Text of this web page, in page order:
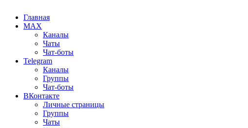
Главная
MAX
Каналы
Чаты
Чат-боты
Telegram
Каналы
Группы
Чат-боты
ВКонтакте
Личные страницы
Группы
Чаты